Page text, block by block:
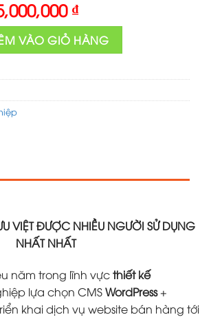
₫.
₫Current
price
is:
5,000,000 ₫.
số lượng
VÀO GIỎ HÀNG
VIỆT ĐƯỢC NHIỀU NGƯỜI SỬ DỤNG
NHẤT NHẤT
năm trong lĩnh vựcthiết kế
lựa chọn CMSWordPress+
khai dịch vụ website bán hàng tới